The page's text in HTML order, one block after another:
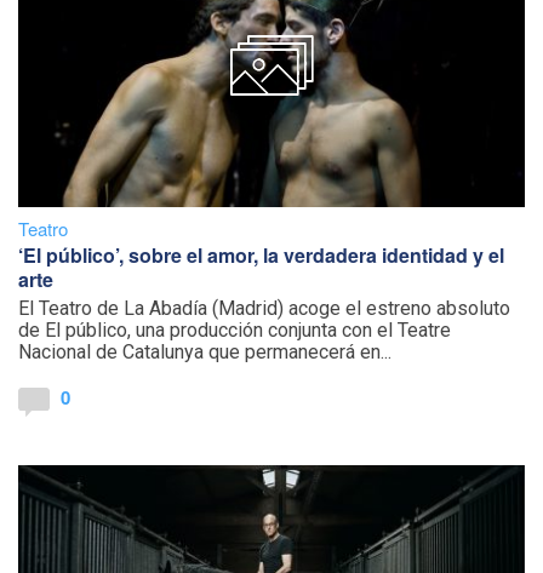
Teatro
‘El público’, sobre el amor, la verdadera identidad y el
arte
El Teatro de La Abadía (Madrid) acoge el estreno absoluto
de El público, una producción conjunta con el Teatre
Nacional de Catalunya que permanecerá en...
0